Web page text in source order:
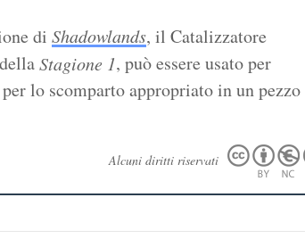
di Shadowlands, il Catalizzatore
Stagione 1, può essere usato per
lo scomparto appropriato in un pezzo
Alcuni diritti riservati